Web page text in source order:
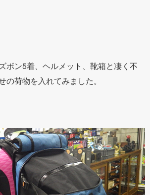
ボン5着、ヘルメット、靴箱と凄く不
の荷物を入れてみました。